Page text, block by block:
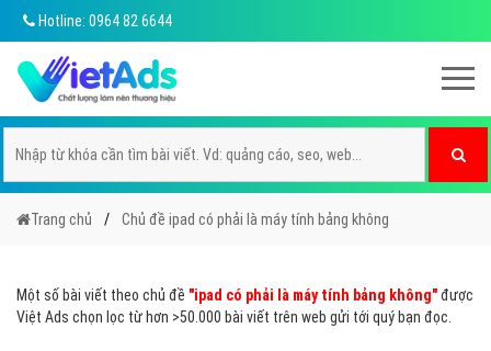
Hotline: 0964 82 6644
Trang chủ Chủ đề ipad có phải là máy tính bảng không
Một số bài viết theo chủ đề "ipad có phải là máy tính bảng không"được
Việt Ads chọn lọc từ hơn >50.000 bài viết trên web gửi tới quý bạn đọc.